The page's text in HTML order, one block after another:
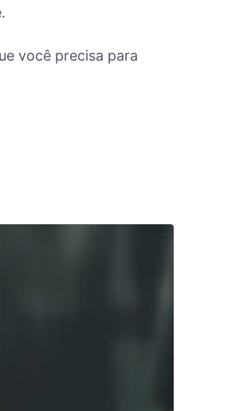
você precisa para